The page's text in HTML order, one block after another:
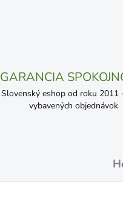
GARANCIA
Slovenský eshop od roku 2011
vybavených objednávok